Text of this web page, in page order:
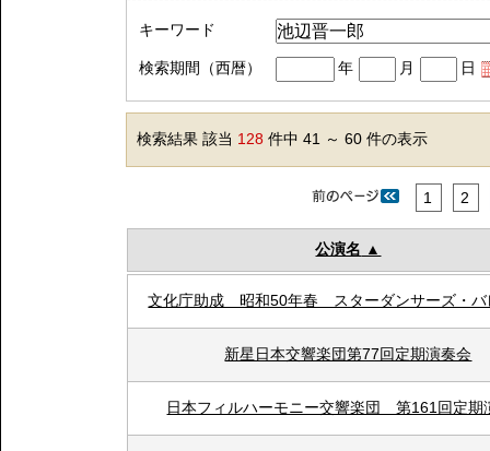
キーワード
検索期間（西暦） 年 月 日
検索結果 該当 128 件中 41 ～ 60 件の表示
1 2
公演名
文化庁助成 昭和50年春 スターダンサーズ・バ
新星日本交響楽団第77回定期演奏会
日本フィルハーモニー交響楽団 第161回定期